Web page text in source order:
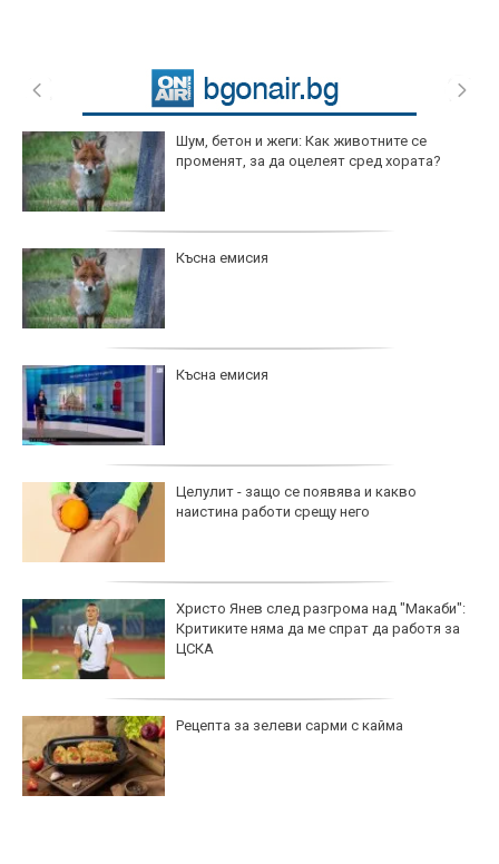
Шум, бетон и жеги: Как животните се
променят, за да оцелеят сред хората?
Късна емисия
Късна емисия
Целулит - защо се появява и какво
наистина работи срещу него
Христо Янев след разгрома над "Макаби":
Критиките няма да ме спрат да работя за
ЦСКА
Рецепта за зелеви сарми с кайма